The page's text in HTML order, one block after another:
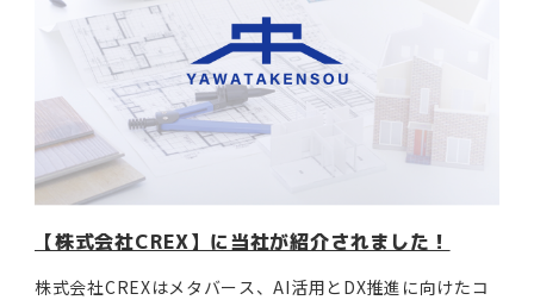
【株式会社CREX】に当社が紹介されました！
株式会社CREXはメタバース、AI活用とDX推進に向けたコ